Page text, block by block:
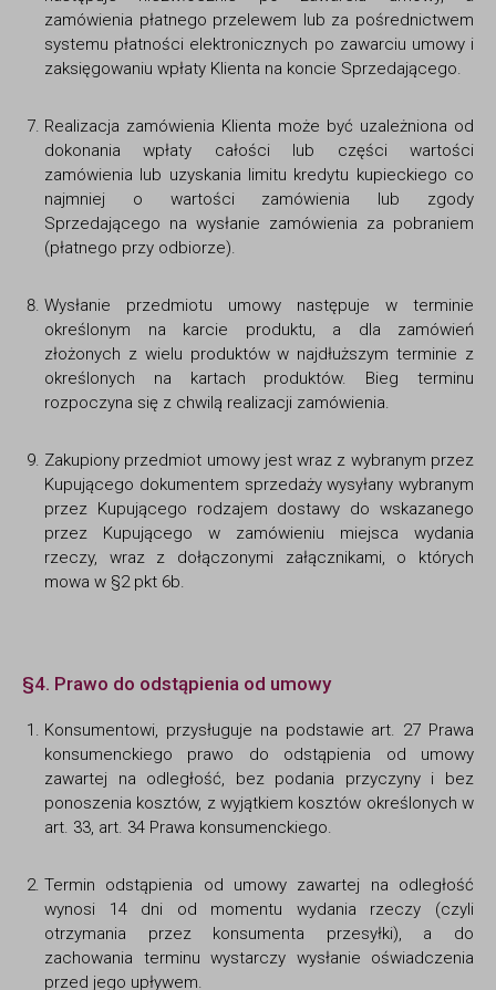
zamówienia płatnego przelewem lub za pośrednictwem
systemu płatności elektronicznych po zawarciu umowy i
zaksięgowaniu wpłaty Klienta na koncie Sprzedającego.
Realizacja zamówienia Klienta może być uzależniona od
dokonania wpłaty całości lub części wartości
zamówienia lub uzyskania limitu kredytu kupieckiego co
najmniej o wartości zamówienia lub zgody
Sprzedającego na wysłanie zamówienia za pobraniem
(płatnego przy odbiorze).
Wysłanie przedmiotu umowy następuje w terminie
określonym na karcie produktu, a dla zamówień
złożonych z wielu produktów w najdłuższym terminie z
określonych na kartach produktów. Bieg terminu
rozpoczyna się z chwilą realizacji zamówienia.
Zakupiony przedmiot umowy jest wraz z wybranym przez
Kupującego dokumentem sprzedaży wysyłany wybranym
przez Kupującego rodzajem dostawy do wskazanego
przez Kupującego w zamówieniu miejsca wydania
rzeczy, wraz z dołączonymi załącznikami, o których
mowa w §2 pkt 6b.
§4. Prawo do odstąpienia od umowy
Konsumentowi, przysługuje na podstawie art. 27 Prawa
konsumenckiego prawo do odstąpienia od umowy
zawartej na odległość, bez podania przyczyny i bez
ponoszenia kosztów, z wyjątkiem kosztów określonych w
art. 33, art. 34 Prawa konsumenckiego.
Termin odstąpienia od umowy zawartej na odległość
wynosi 14 dni od momentu wydania rzeczy (czyli
otrzymania przez konsumenta przesyłki), a do
zachowania terminu wystarczy wysłanie oświadczenia
przed jego upływem.